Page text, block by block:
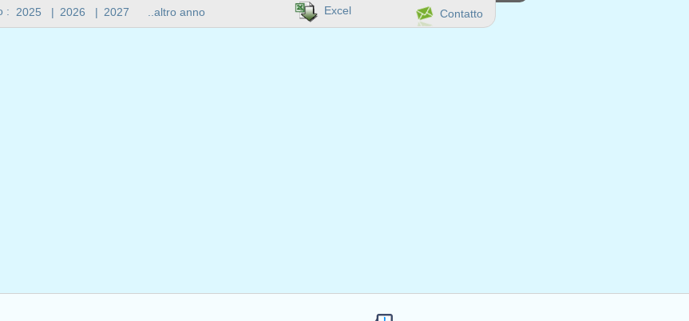
: 2025 | 2026 | 2027 ..altro anno Contatto
Excel